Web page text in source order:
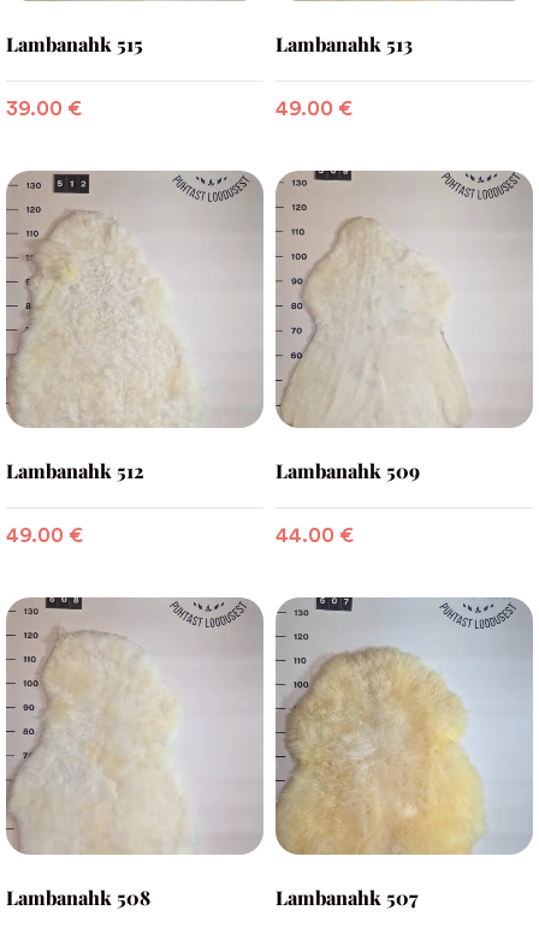
Lambanahk 515
39.00 €
Lambanahk 513
49.00 €
Lambanahk 512
49.00 €
Lambanahk 509
44.00 €
Lambanahk 508 Lambanahk 507